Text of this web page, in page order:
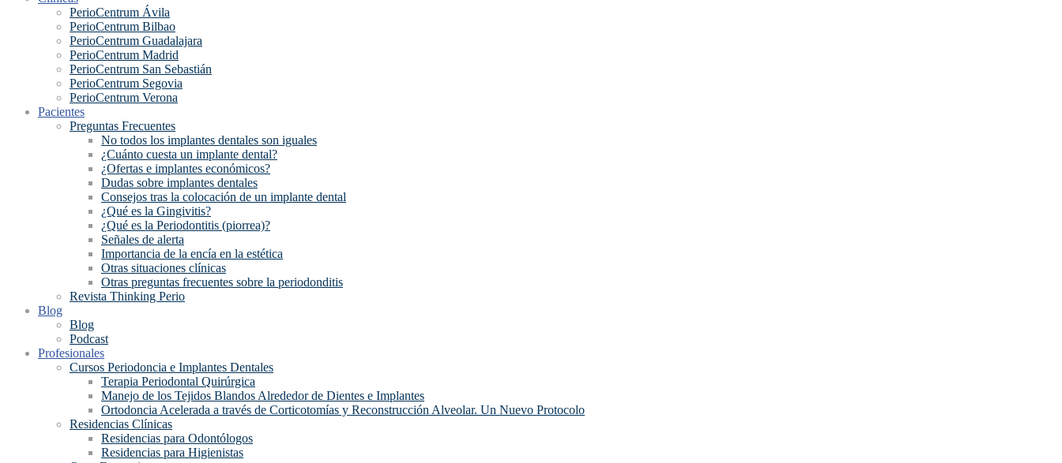
PerioCentrum Ávila
PerioCentrum Bilbao
PerioCentrum Guadalajara
PerioCentrum Madrid
PerioCentrum San Sebastián
PerioCentrum Segovia
PerioCentrum Verona
Pacientes
Preguntas Frecuentes
No todos los implantes dentales son iguales
¿Cuánto cuesta un implante dental?
¿Ofertas e implantes económicos?
Dudas sobre implantes dentales
Consejos tras la colocación de un implante dental
¿Qué es la Gingivitis?
¿Qué es la Periodontitis (piorrea)?
Señales de alerta
Importancia de la encía en la estética
Otras situaciones clínicas
Otras preguntas frecuentes sobre la periodonditis
Revista Thinking Perio
Blog
Blog
Podcast
Profesionales
Cursos Periodoncia e Implantes Dentales
Terapia Periodontal Quirúrgica
Manejo de los Tejidos Blandos Alrededor de Dientes e Implantes
Ortodoncia Acelerada a través de Corticotomías y Reconstrucción Alveolar. Un Nuevo Protocolo
Residencias Clínicas
Residencias para Odontólogos
Residencias para Higienistas